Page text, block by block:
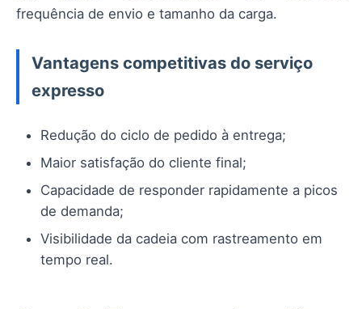
frequência de envio e tamanho da carga.
Vantagens competitivas do serviço
expresso
Redução do ciclo de pedido à entrega;
Maior satisfação do cliente final;
Capacidade de responder rapidamente a picos
de demanda;
Visibilidade da cadeia com rastreamento em
tempo real.